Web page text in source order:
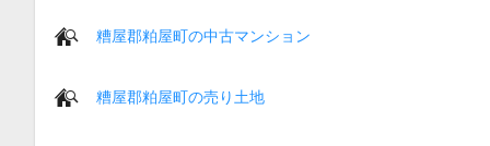
糟屋郡粕屋町の中古マンション
糟屋郡粕屋町の売り土地